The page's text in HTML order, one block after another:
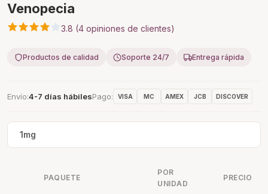
Venopecia
3.8 (4 opiniones de clientes)
Productos de calidad Soporte 24/7 Entrega rápida
Envío 4-7 días hábilesPago VISA MC AMEX JCB DISCOVER
1mg
PAQUETE
POR
UNIDAD
PRECIO